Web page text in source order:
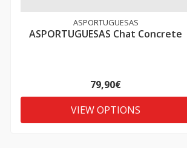
ASPORTUGUESAS
ASPORTUGUESAS Chat Concrete
79,90€
VIEW OPTIONS